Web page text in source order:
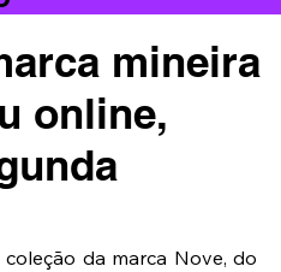
mineira
online,
da marca Nove, do